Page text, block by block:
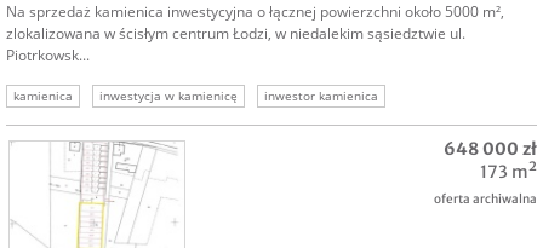
Na sprzedaż kamienica inwestycyjna o łącznej powierzchni około 5000 m²,
zlokalizowana w ścisłym centrum Łodzi, w niedalekim sąsiedztwie ul.
Piotrkowsk...
kamienica inwestycja w kamienicę inwestor kamienica
648 000 zł
173 m²
oferta archiwalna